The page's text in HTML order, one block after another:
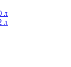
л
л